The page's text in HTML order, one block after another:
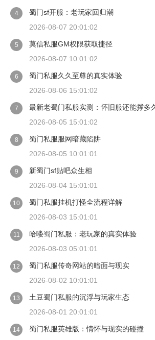
4
蜀门sf开服：老玩家回归潮
2026-08-07 20:01:02
5
莫信私服GM权限获取捷径
2026-08-07 10:01:02
6
蜀门私服久久至尊的真实体验
2026-08-06 15:01:02
7
最新老蜀门私服实测：怀旧服还能撑多
2026-08-05 15:01:02
8
蜀门私服服网暗藏陷阱
2026-08-05 10:01:01
9
新蜀门sf贴吧众生相
2026-08-04 15:01:01
10
蜀门私服挂机打怪全流程详解
2026-08-03 15:01:01
11
哈喽蜀门私服：老玩家的真实体验
2026-08-03 05:01:01
12
蜀门私服传奇网站的暗面与现实
2026-08-02 10:01:01
13
土豆蜀门私服的沉浮与玩家生态
2026-08-01 20:01:01
14
蜀门私服英雄版：情怀与现实的碰撞